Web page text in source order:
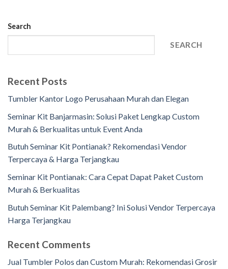
Search
SEARCH
Recent Posts
Tumbler Kantor Logo Perusahaan Murah dan Elegan
Seminar Kit Banjarmasin: Solusi Paket Lengkap Custom
Murah & Berkualitas untuk Event Anda
Butuh Seminar Kit Pontianak? Rekomendasi Vendor
Terpercaya & Harga Terjangkau
Seminar Kit Pontianak: Cara Cepat Dapat Paket Custom
Murah & Berkualitas
Butuh Seminar Kit Palembang? Ini Solusi Vendor Terpercaya
Harga Terjangkau
Recent Comments
Jual Tumbler Polos dan Custom Murah: Rekomendasi Grosir